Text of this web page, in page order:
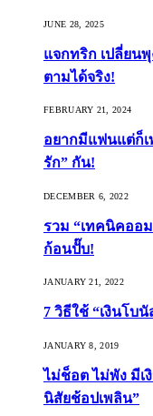
JUNE 28, 2025
แจกทริก เปลี่ยน
ตามได้จริง!
FEBRUARY 21, 2024
อยากมีแฟนแต่ก็
รัก” กัน!
DECEMBER 6, 2022
รวม “เทคนิคออม
ก้อนปั๊บ!
JANUARY 21, 2022
7 วิธีใช้ “เงินโบ
JANUARY 8, 2019
ไม่ช็อต ไม่พัง มีเ
นิสัยช้อปเพลิน”